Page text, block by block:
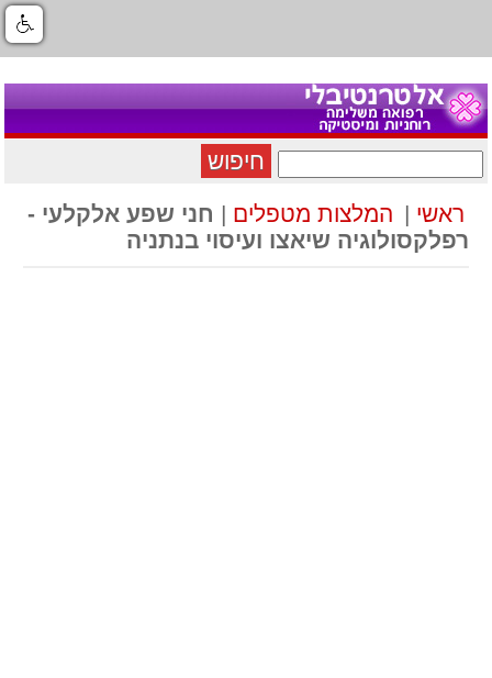
חיפוש
ראשי | המלצות מטפלים | חני שפע אלקלעי -
רפלקסולוגיה שיאצו ועיסוי בנתניה